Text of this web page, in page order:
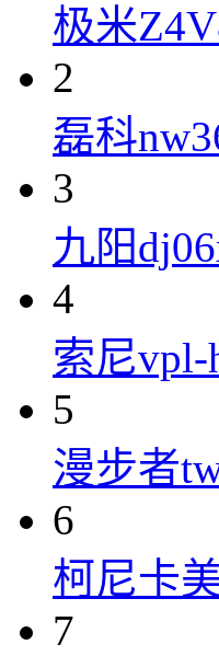
极米
2
磊科
3
九阳
4
索尼vpl-
5
漫步者
6
柯尼卡
7